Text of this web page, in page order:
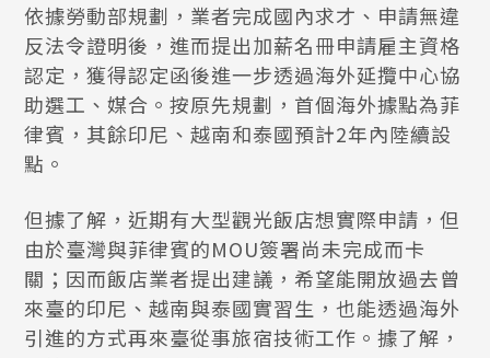
依據勞動部規劃，業者完成國內求才、申請無違
反法令證明後，進而提出加薪名冊申請雇主資格
認定，獲得認定函後進一步透過海外延攬中心協
助選工、媒合。按原先規劃，首個海外據點為菲
律賓，其餘印尼、越南和泰國預計2年內陸續設
點。
但據了解，近期有大型觀光飯店想實際申請，但
由於臺灣與菲律賓的MOU簽署尚未完成而卡
關；因而飯店業者提出建議，希望能開放過去曾
來臺的印尼、越南與泰國實習生，也能透過海外
引進的方式再來臺從事旅宿技術工作。據了解，